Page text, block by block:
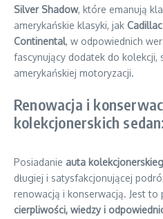
Silver Shadow, które emanują
amerykańskie klasyki, jak
Continental, w odpowiednich
fascynujący dodatek do kolekcji,
amerykańskiej motoryzacji.
Renowacja i
kolekcjonerskich
Posiadanie auta
długiej i satysfakcjonującej
renowacją i konserwacją. Jest to
cierpliwości, wiedzy i